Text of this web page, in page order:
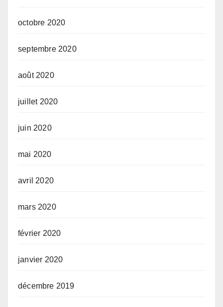
octobre 2020
septembre 2020
août 2020
juillet 2020
juin 2020
mai 2020
avril 2020
mars 2020
février 2020
janvier 2020
décembre 2019